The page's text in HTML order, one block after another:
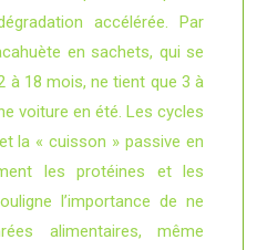
accélérée. Par
en sachets, qui se
à 18 mois, ne tient que 3 à
voiture en été. Les cycles
la « cuisson » passive en
les protéines et les
l’importance de ne
alimentaires, même